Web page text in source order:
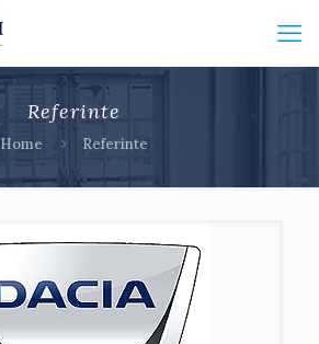
Referinte
Home Referinte